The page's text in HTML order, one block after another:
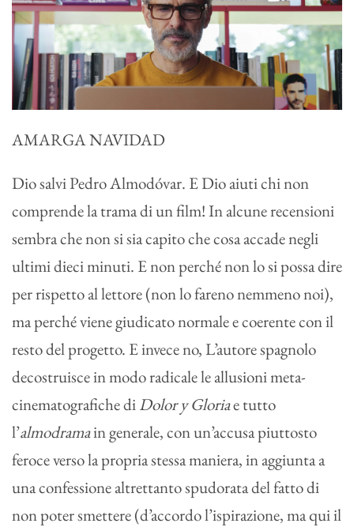
AMARGA NAVIDAD
Dio salvi Pedro Almodóvar. E Dio aiuti chi non
comprende la trama di un film! In alcune recensioni
sembra che non si sia capito che cosa accade negli
ultimi dieci minuti. E non perché non lo si possa dire
per rispetto al lettore (non lo fareno nemmeno noi),
ma perché viene giudicato normale e coerente con il
resto del progetto. E invece no, L’autore spagnolo
decostruisce in modo radicale le allusioni meta-
cinematografiche diDolor y Gloriae tutto
l’almodramain generale, con un’accusa piuttosto
feroce verso la propria stessa maniera, in aggiunta a
una confessione altrettanto spudorata del fatto di
non poter smettere (d’accordo l’ispirazione, ma qui il